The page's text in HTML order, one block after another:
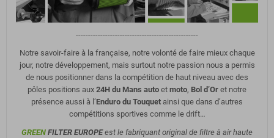
--------------------------------------------------
Notre savoir-faire à la française, notre volonté de faire mieux chaque
jour, notre développement, mais surtout notre passion nous a permis
de nous positionner dans la compétition de haut niveau avec des
pôles positions aux 24H du Mans auto et moto, Bol d’Or et notre
présence aussi à l’Enduro du Touquet ainsi que dans d’autres
compétitions sportives comme le drift…
GREEN FILTER EUROPEest le fabriquant original de filtre à air haute